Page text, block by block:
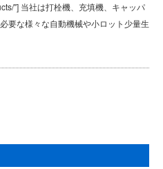
"] 当社は打栓機、充填機、キャッパ
要な様々な自動機械や小ロット少量生